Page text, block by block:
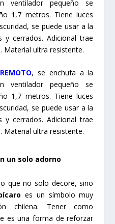
ventilador pequeño se
1,7 metros. Tiene luces
se puede usar a la
y cerrados. Adicional trae
Material ultra resistente.
, se enchufa a la
ventilador pequeño se
1,7 metros. Tiene luces
se puede usar a la
y cerrados. Adicional trae
Material ultra resistente.
un solo adorno
que no solo decore, sino
es un símbolo muy
chilena. Tener como
es una forma de reforzar